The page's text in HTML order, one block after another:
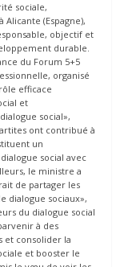
sociale,
(Espagne),
objectif et
durable.
du Forum 5+5
organisé
efficace
et
social»,
ont contribué à
un
social avec
le ministre a
de partager les
dialogue sociaux»,
du dialogue social
à des
et consolider la
et booster le